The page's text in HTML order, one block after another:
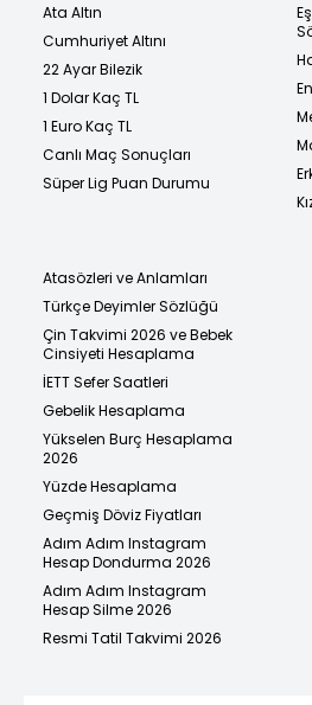
Ata Altın
Cumhuriyet Altını
22 Ayar Bilezik
1 Dolar Kaç TL
1 Euro Kaç TL
Canlı Maç Sonuçları
Süper Lig Puan Durumu
Atasözleri ve Anlamları
Türkçe Deyimler Sözlüğü
Çin Takvimi 2026 ve Bebek
Cinsiyeti Hesaplama
İETT Sefer Saatleri
Gebelik Hesaplama
Yükselen Burç Hesaplama
2026
Yüzde Hesaplama
Geçmiş Döviz Fiyatları
Adım Adım Instagram
Hesap Dondurma 2026
Adım Adım Instagram
Hesap Silme 2026
Resmi Tatil Takvimi 2026